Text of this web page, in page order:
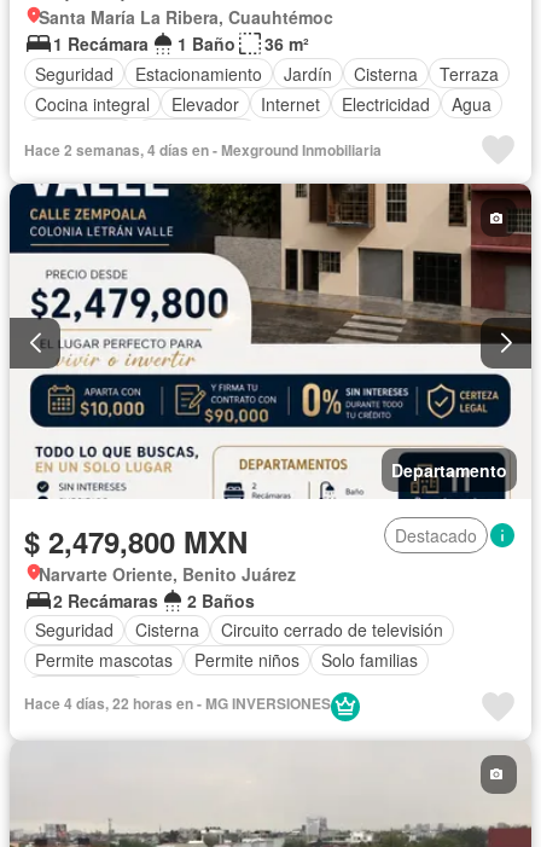
Santa María La Ribera, Cuauhtémoc
1 Recámara
1 Baño
36 m²
Seguridad
Estacionamiento Jardín Cisterna
Terraza
Cocina integral
Elevador Internet Electricidad
Agua
Hace 2 semanas, 4 días en - Mexground Inmobiliaria
Departamento
$ 2,479,800 MXN
Destacado
Narvarte Oriente, Benito Juárez
2 Recámaras
2 Baños
Seguridad
Cisterna
Circuito cerrado de televisión
Permite mascotas
Permite niños
Solo familias
Hace 4 días, 22 horas en - MG INVERSIONES